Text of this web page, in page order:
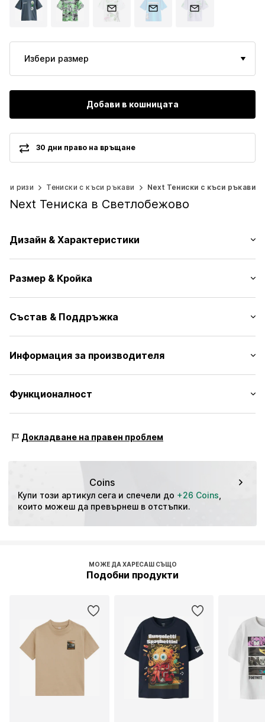
Избери размер
Добави в кошницата
30 дни право на връщане
и ризи Тениски с къси ръкави Next Тениски с къси ръкави
Next Тениска в Светлобежово
Дизайн & Характеристики
Жарсе
Обло деколте
Размер & Кройка
Кройка: Нормална форма
Състав & Поддръжка
Материал: 100% Памук
Информация за производителя
Zielstattstrasse 40
DE
Функционалност
Докладване на правен проблем
Coins
Купи този артикул сега и спечели до +26 Coins
които можеш да превърнеш в отстъпки.
МОЖЕ ДА ХАРЕСАШ СЪЩО
Подобни продукти